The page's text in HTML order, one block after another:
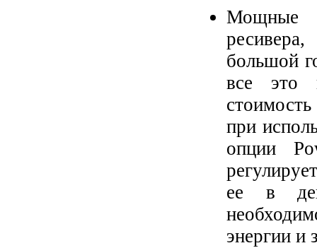
Мощные
большой
все это
при
опции
ее в
энергии и